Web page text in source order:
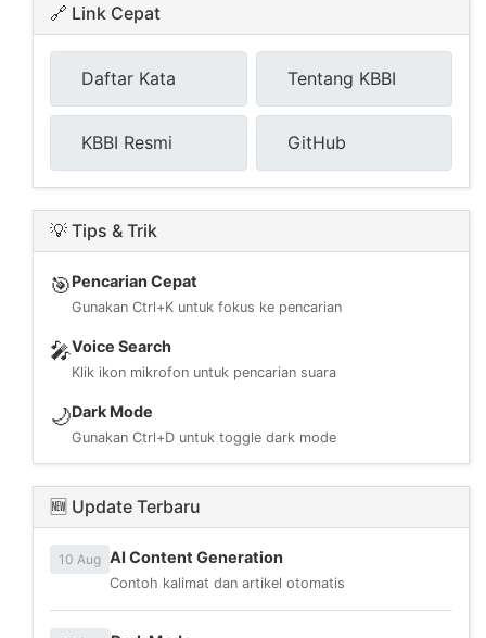
🔗 Link Cepat
Daftar Kata Tentang KBBI
KBBI Resmi GitHub
💡 Tips & Trik
🎯Pencarian Cepat
Gunakan Ctrl+K untuk fokus ke pencarian
🎤Voice Search
Klik ikon mikrofon untuk pencarian suara
🌙Dark Mode
Gunakan Ctrl+D untuk toggle dark mode
🆕 Update Terbaru
10 Aug AI Content Generation
Contoh kalimat dan artikel otomatis